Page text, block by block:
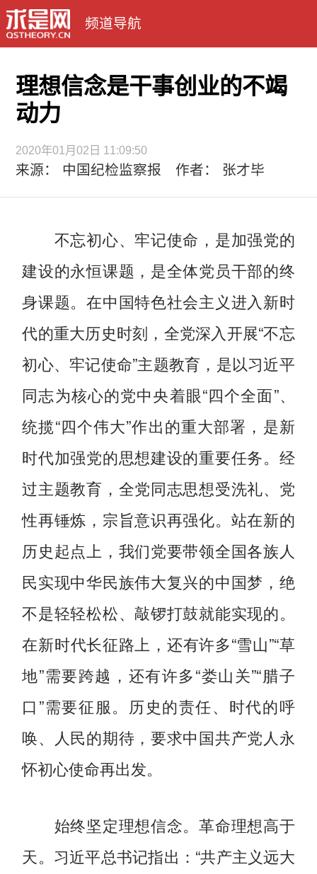
频道导航
理想信念是干事创业的不竭
动力
2020年01月02日 11:09:50
来源： 中国纪检监察报 作者： 张才毕
不忘初心、牢记使命，是加强党的
建设的永恒课题，是全体党员干部的终
身课题。在中国特色社会主义进入新时
代的重大历史时刻，全党深入开展“不忘
初心、牢记使命”主题教育，是以习近平
同志为核心的党中央着眼“四个全面”、
统揽“四个伟大”作出的重大部署，是新
时代加强党的思想建设的重要任务。经
过主题教育，全党同志思想受洗礼、党
性再锤炼，宗旨意识再强化。站在新的
历史起点上，我们党要带领全国各族人
民实现中华民族伟大复兴的中国梦，绝
不是轻轻松松、敲锣打鼓就能实现的。
在新时代长征路上，还有许多“雪山”“草
地”需要跨越，还有许多“娄山关”“腊子
口”需要征服。历史的责任、时代的呼
唤、人民的期待，要求中国共产党人永
怀初心使命再出发。
始终坚定理想信念。革命理想高于
天。习近平总书记指出：“共产主义远大